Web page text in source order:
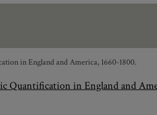
Quantification in England and